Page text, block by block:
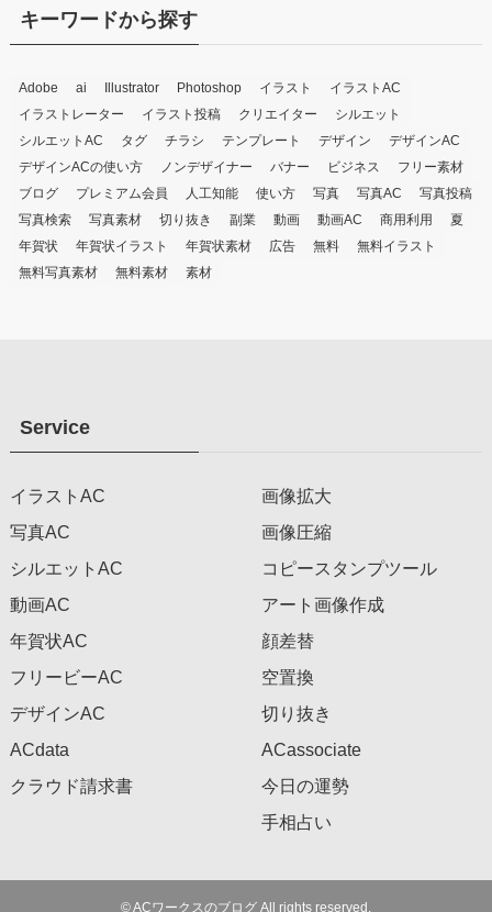
キーワードから探す
Adobe ai Illustrator Photoshop イラスト
イラストAC
イラストレーター
イラスト投稿 クリエイター
シルエット
シルエットAC
タグ チラシ テンプレート デザイン
デザインAC
デザインACの使い方
ノンデザイナー バナー ビジネス
フリー素材
ブログ
プレミアム会員 人工知能 使い方 写真 写真AC
写真投稿
写真検索
写真素材 切り抜き 副業 動画 動画AC 商用利用
夏
年賀状
年賀状イラスト 年賀状素材 広告 無料
無料イラスト
無料写真素材
無料素材 素材
Service
イラストAC
写真AC
シルエットAC
動画AC
年賀状AC
フリービーAC
デザインAC
ACdata
クラウド請求書
画像拡大
画像圧縮
コピースタンプツール
アート画像作成
顔差替
空置換
切り抜き
ACassociate
今日の運勢
手相占い
©ACワークスのブログ All rights reserved.